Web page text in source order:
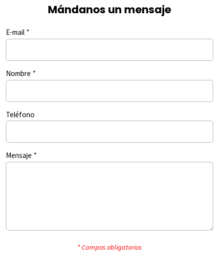
Mándanos un mensaje
E-mail *
Nombre *
Teléfono
Mensaje *
* Campos obligatorios